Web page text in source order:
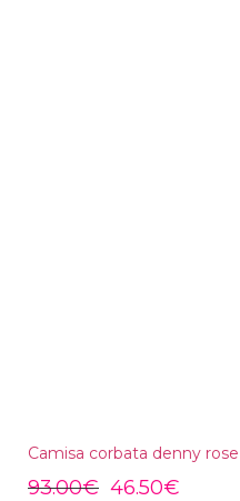
Camisa corbata denny rose
93.00€ 46.50€